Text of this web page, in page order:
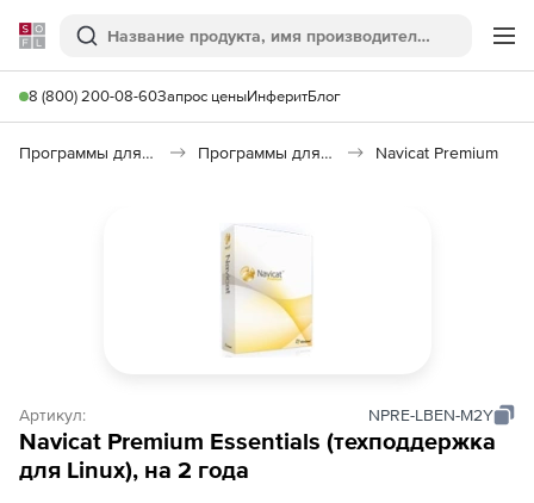
Softline
Поиск
8 (800) 200-08-60Запрос ценыИнферитБлог
Программы для программирования Программы для работы с базами данных Navicat Premium
Артикул: NPRE-LBEN-M2Y
Navicat Premium Essentials (техподдержка
для Linux), на 2 года